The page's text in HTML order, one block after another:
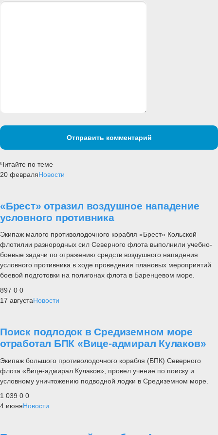
Отправить комментарий
Читайте по теме
20 февраляНовости
«Брест» отразил воздушное нападение
условного противника
Экипаж малого противолодочного корабля «Брест» Кольской
флотилии разнородных сил Северного флота выполнили учебно-
боевые задачи по отражению средств воздушного нападения
условного противника в ходе проведения плановых мероприятий
боевой подготовки на полигонах флота в Баренцевом море.
897 0 0
17 августаНовости
Поиск подлодок в Средиземном море
отработал БПК «Вице-адмирал Кулаков»
Экипаж большого противолодочного корабля (БПК) Северного
флота «Вице-адмирал Кулаков», провел учение по поиску и
условному уничтожению подводной лодки в Средиземном море.
1 039 0 0
4 июняНовости